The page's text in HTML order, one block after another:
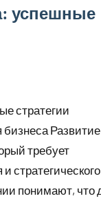
успешные
стратегии
Развитие
требует
стратегического
понимают, что